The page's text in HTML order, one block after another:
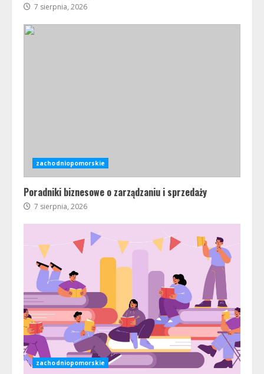
7 sierpnia, 2026
zachodniopomorskie
Poradniki biznesowe o zarządzaniu i sprzedaży
7 sierpnia, 2026
zachodniopomorskie